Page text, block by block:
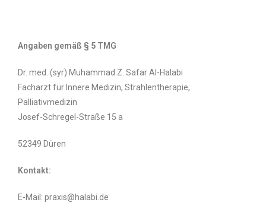
Angaben gemäß § 5 TMG
Dr. med. (syr) Muhammad Z. Safar Al-Halabi
Facharzt für Innere Medizin, Strahlentherapie,
Palliativmedizin
Josef-Schregel-Straße 15 a
52349 Düren
Kontakt:
E-Mail: praxis@halabi.de